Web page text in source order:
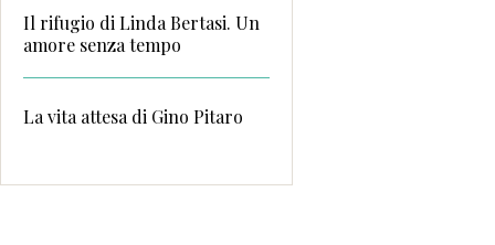
Il rifugio di Linda Bertasi. Un
amore senza tempo
La vita attesa di Gino Pitaro